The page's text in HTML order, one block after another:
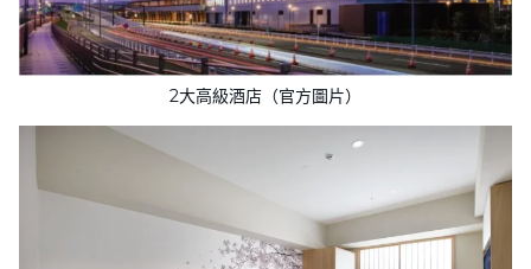
2大高級酒店（官方圖片）